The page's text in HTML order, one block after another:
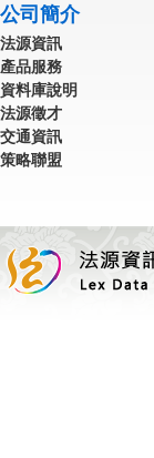
公司簡介
法源資訊
產品服務
資料庫說明
法源徵才
交通資訊
策略聯盟